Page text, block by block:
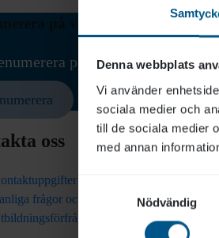
Denna webbplats
Vi använder
sociala medier och
till de sociala medier
med annan
Nödvändig
på vårt nyhetsbrev
på vårt nyhetsbrev är
oss
frågor och svar